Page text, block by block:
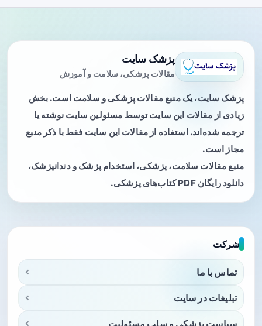
پزشک سایت
مقالات پزشکی، سلامت و آموزش
پزشک سایت، یک منبع مقالات پزشکی و سلامت است. بخش
زیادی از مقالات این سایت توسط مسئولین سایت نوشته یا
ترجمه شده‌اند. استفاده از مقالات این سایت فقط با ذکر منبع
مجاز است.
منبع مقالات سلامت، پزشکی، استخدام پزشک و دندانپزشک،
دانلود رایگان PDF کتاب‌های پزشکی.
شرکت
تماس با ما
تبلیغات در سایت
سیاست پزشکی و سلب مسئولیت